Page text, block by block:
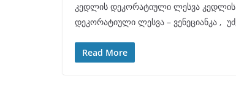
კედლის დეკორატიული ლესვა კედლის
დეკორატიული ლესვა – ვენეციანკა ,
Read More